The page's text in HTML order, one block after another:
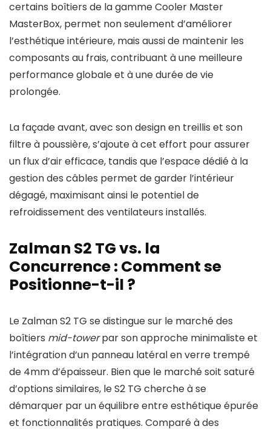
certains boîtiers de la gamme Cooler Master
MasterBox, permet non seulement d’améliorer
l’esthétique intérieure, mais aussi de maintenir les
composants au frais, contribuant à une meilleure
performance globale et à une durée de vie
prolongée.
La façade avant, avec son design en treillis et son
filtre à poussière, s’ajoute à cet effort pour assurer
un flux d’air efficace, tandis que l’espace dédié à la
gestion des câbles permet de garder l’intérieur
dégagé, maximisant ainsi le potentiel de
refroidissement des ventilateurs installés.
Zalman S2 TG vs. la
Concurrence : Comment se
Positionne-t-il ?
Le Zalman S2 TG se distingue sur le marché des
boîtiers mid-towerpar son approche minimaliste et
l’intégration d’un panneau latéral en verre trempé
de 4mm d’épaisseur. Bien que le marché soit saturé
d’options similaires, le S2 TG cherche à se
démarquer par un équilibre entre esthétique épurée
et fonctionnalités pratiques. Comparé à des